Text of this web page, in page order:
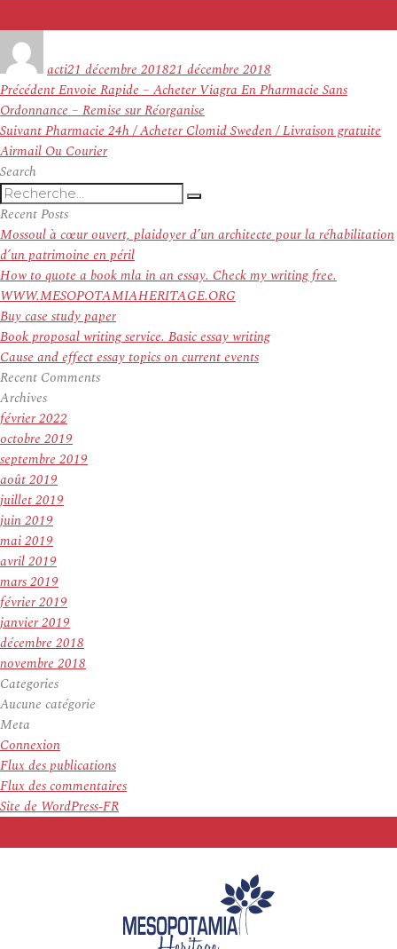
actile
21 décembre 201821 décembre 2018
Navigation
de
l’article
PrécédentArticle
précédent :
Envoie Rapide – Acheter Viagra En Pharmacie Sans
Ordonnance – Remise sur Réorganise
SuivantArticle
suivant :
Pharmacie 24h / Acheter Clomid Sweden / Livraison gratuite
Airmail Ou Courier
Search
Recherche
pour
:
Recherche
Recent Posts
Mossoul à cœur ouvert, plaidoyer d’un architecte pour la réhabilitation
d’un patrimoine en péril
How to quote a book mla in an essay. Check my writing free.
WWW.MESOPOTAMIAHERITAGE.ORG
Buy case study paper
Book proposal writing service. Basic essay writing
Cause and effect essay topics on current events
Recent Comments
Archives
février 2022
octobre 2019
septembre 2019
août 2019
juillet 2019
juin 2019
mai 2019
avril 2019
mars 2019
février 2019
janvier 2019
décembre 2018
novembre 2018
Categories
Aucune catégorie
Meta
Connexion
Flux des publications
Flux des commentaires
Site de WordPress-FR